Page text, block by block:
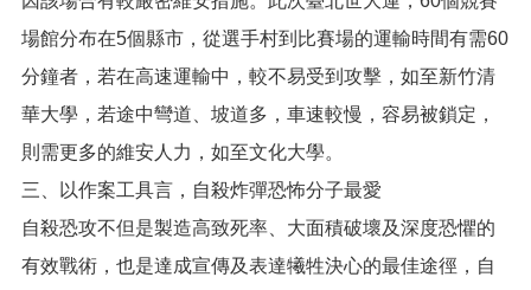
場館分布在5個縣市，從選手村到比賽場的運輸時間有需60
分鐘者，若在高速運輸中，較不易受到攻擊，如至新竹清
華大學，若途中彎道、坡道多，車速較慢，容易被鎖定，
則需更多的維安人力，如至文化大學。
三、以作案工具言，自殺炸彈恐怖分子最愛
自殺恐攻不但是製造高致死率、大面積破壞及深度恐懼的
有效戰術，也是達成宣傳及表達犧牲決心的最佳途徑，自